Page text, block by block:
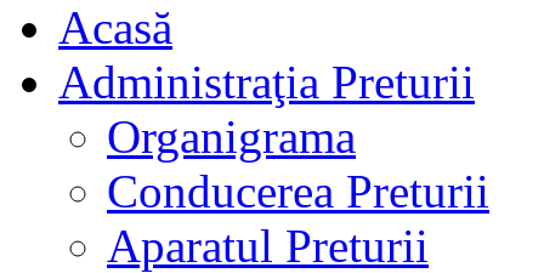
Acasă
Administraţia Preturii
Organigrama
Conducerea Preturii
Aparatul Preturii